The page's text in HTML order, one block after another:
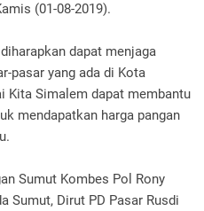
(01-08-2019).
dapat menjaga
pasar yang ada di Kota
Kita Simalem dapat membantu
mendapatkan harga pangan
Sumut Kombes Pol Rony
Sumut, Dirut PD Pasar Rusdi